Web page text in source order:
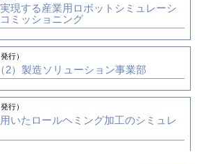
現する産業用ロボットシミュレーシ
ミッショニング
行）
2）製造ソリューション事業部
行）
いたロールヘミング加工のシミュレ